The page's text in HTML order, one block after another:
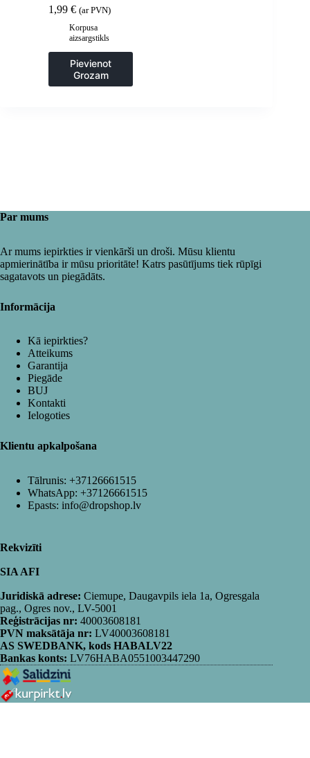
stikli 2 gab.
1,99 € (ar PVN)
Korpusa
aizsargstikls
Pievienot
Grozam
Par mums
Ar mums iepirkties ir vienkārši un droši. Mūsu klientu
apmierinātība ir mūsu prioritāte! Katrs pasūtījums tiek rūpīgi
sagatavots un piegādāts.
Informācija
Kā iepirkties?
Atteikums
Garantija
Piegāde
BUJ
Kontakti
Ielogoties
Klientu apkalpošana
Tālrunis: +37126661515
WhatsApp: +37126661515
Epasts: info@dropshop.lv
Rekvizīti
SIA AFI
Juridiskā adrese: Ciemupe, Daugavpils iela 1a, Ogresgala
pag., Ogres nov., LV-5001
Reģistrācijas nr: 40003608181
PVN maksātāja nr: LV40003608181
AS SWEDBANK, kods HABALV22
Bankas konts: LV76HABA0551003447290